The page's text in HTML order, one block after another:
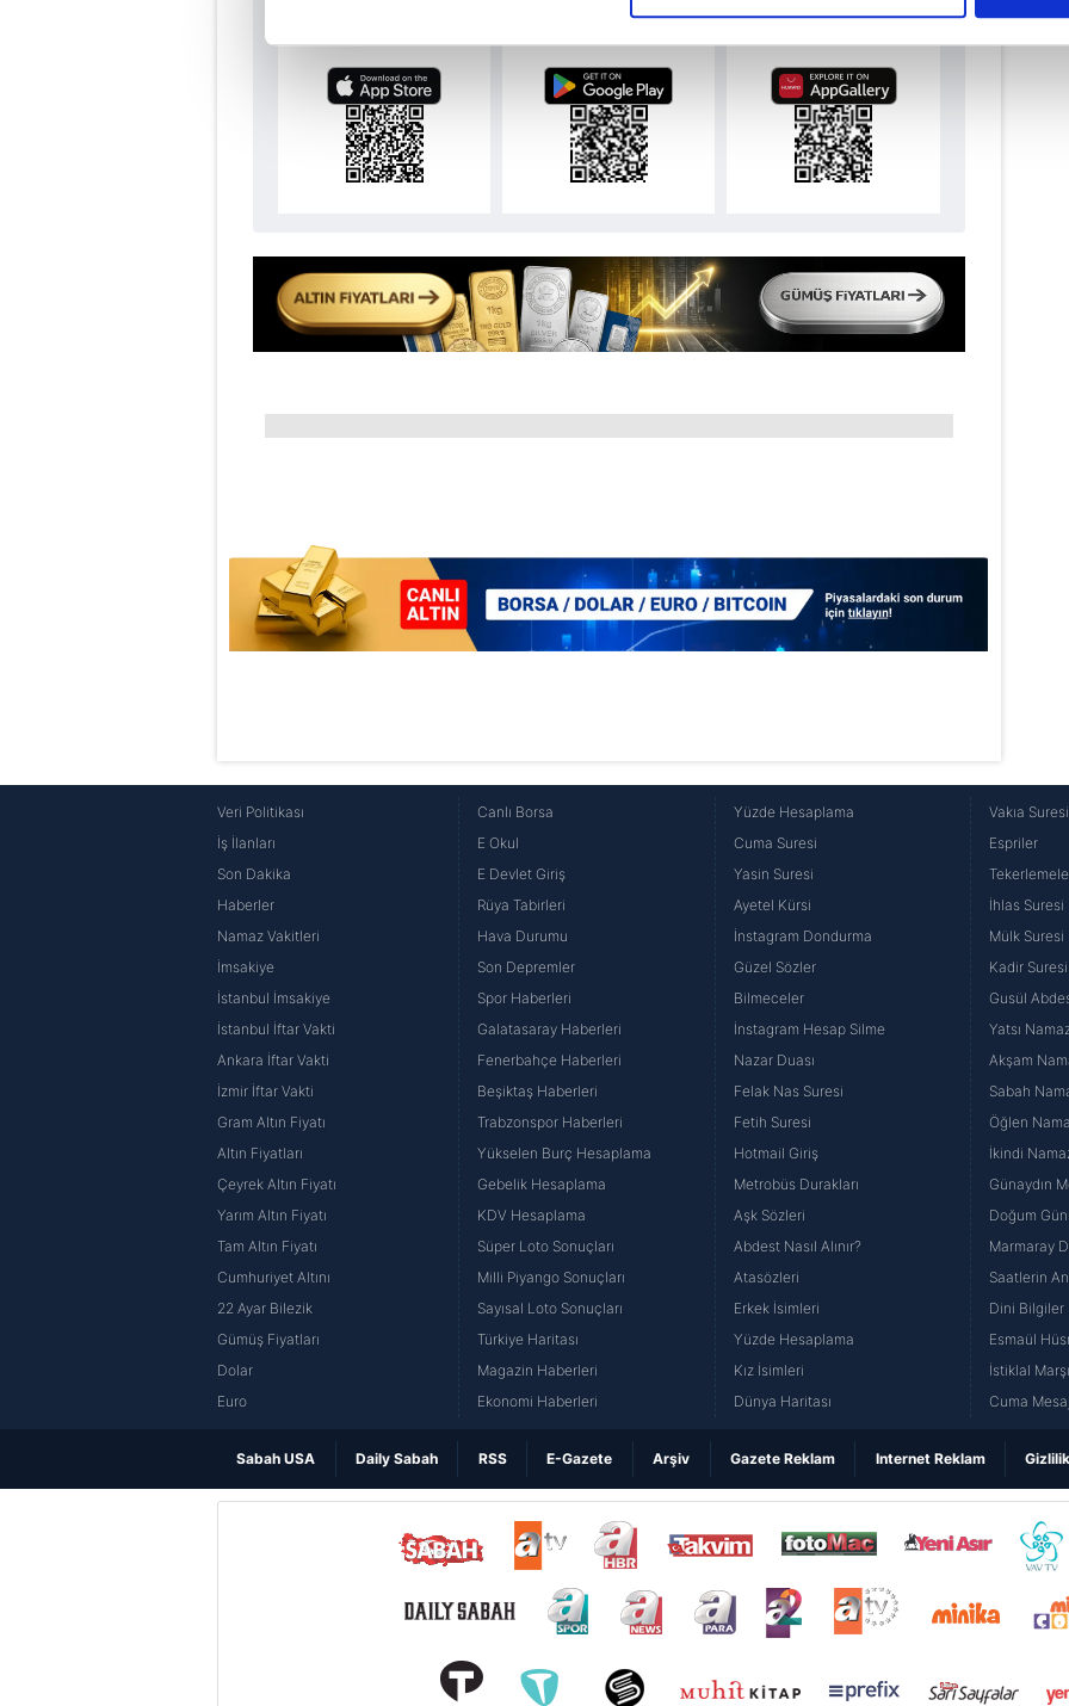
Her halükârda, kullanıcılar, bu çerezlere izin vermedikleri takdirde, kullanıcılara hedefli
Sizlere daha iyi bir hizmet sunabilmek için İnternet Sitemizde kendimize ve üçüncü kişilere ait
çerezler vasıtasıyla çeşitli kişisel verileriniz işlenmekte olup gerekli olan çerezler bilgi toplumu
amacıyla kullanılmaktadır. Diğer çerezler, sitemizin daha işlevsel kılınması ve
reklam/pazarlama faaliyetlerinin yapılması, amaçlarıyla sınırlı olarak açık rızanız dahilinde
6698 sayılı Kişisel Verilerin Korunması Kanunu uyarınca hazırlanmış Aydınlatma Metnimizi
mevzuata uygun olarak kullanılan çerezlerle ilgili bilgi almak için lütfentıklayınız
Uygulamalara Özel Ayrıcalıkları Keşfedin!
Veri Politikası
İş İlanları
Son Dakika
Haberler
Namaz Vakitleri
İmsakiye
İstanbul İmsakiye
İstanbul İftar Vakti
Ankara İftar Vakti
İzmir İftar Vakti
Gram Altın Fiyatı
Altın Fiyatları
Çeyrek Altın Fiyatı
Yarım Altın Fiyatı
Tam Altın Fiyatı
Cumhuriyet Altını
22 Ayar Bilezik
Gümüş Fiyatları
Dolar
Euro
Canlı Borsa
E Okul
E Devlet Giriş
Rüya Tabirleri
Hava Durumu
Son Depremler
Spor Haberleri
Galatasaray Haberleri
Fenerbahçe Haberleri
Beşiktaş Haberleri
Trabzonspor Haberleri
Yükselen Burç Hesaplama
Gebelik Hesaplama
KDV Hesaplama
Süper Loto Sonuçları
Milli Piyango Sonuçları
Sayısal Loto Sonuçları
Türkiye Haritası
Magazin Haberleri
Ekonomi Haberleri
Yüzde Hesaplama
Cuma Suresi
Yasin Suresi
Ayetel Kürsi
İnstagram Dondurma
Güzel Sözler
Bilmeceler
İnstagram Hesap Silme
Nazar Duası
Felak Nas Suresi
Fetih Suresi
Hotmail Giriş
Metrobüs Durakları
Aşk Sözleri
Abdest Nasıl Alınır?
Atasözleri
Erkek İsimleri
Yüzde Hesaplama
Kız İsimleri
Dünya Haritası
Vakıa Suresi
Espriler
İhlas Suresi
Mülk Suresi
Kadir Suresi
Gusül
Yatsı
Akşam
Sabah
Öğlen
İkindi
Günaydın
Doğum
Marmaray
Saatlerin
Dini Bilgiler
Esmaül
İstiklal Marşı
Cuma
Sabah USA Daily Sabah RSS E-Gazete Arşiv Gazete Reklam Internet Reklam